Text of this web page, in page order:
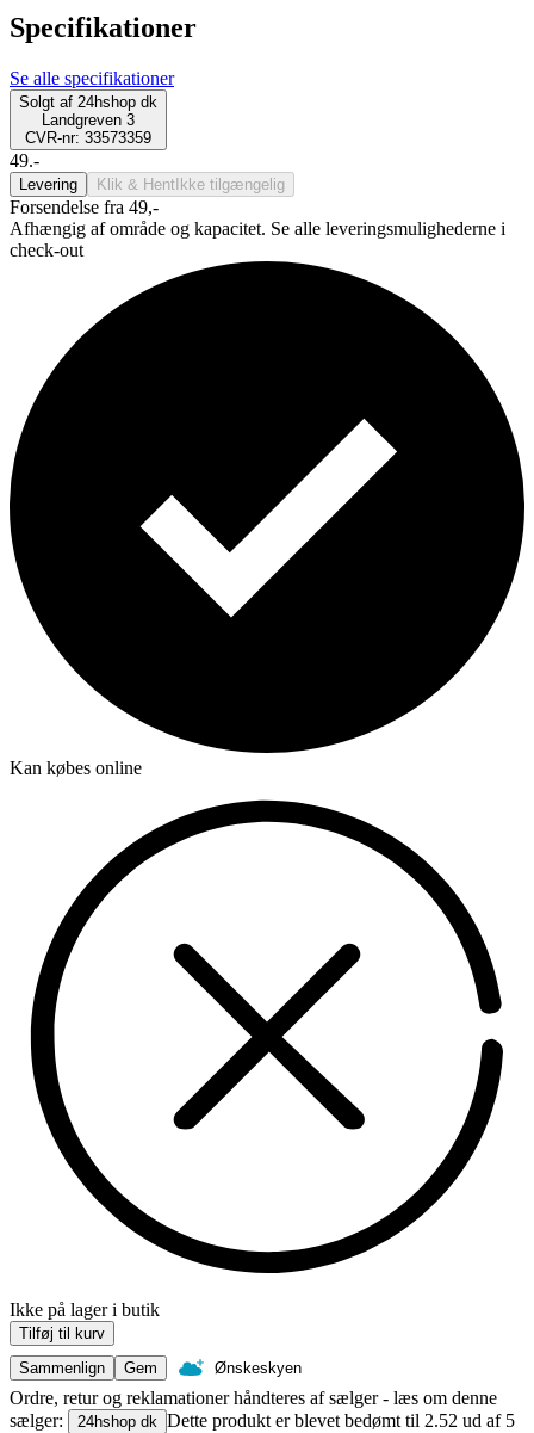
Specifikationer
Se alle specifikationer
Solgt af 24hshop dk
Landgreven 3
CVR-nr: 33573359
49.-
Levering Klik & Hent Ikke tilgængelig
Forsendelse fra 49,-
Afhængig af område og kapacitet. Se alle leveringsmulighederne i
check-out
Kan købes online
Ikke på lager i butik
Tilføj til kurv
Sammenlign
Gem Ønskeskyen
Ordre, retur og reklamationer håndteres af sælger - læs om denne
sælger:
24hshop dk Dette produkt er blevet bedømt til 2.52 ud af 5